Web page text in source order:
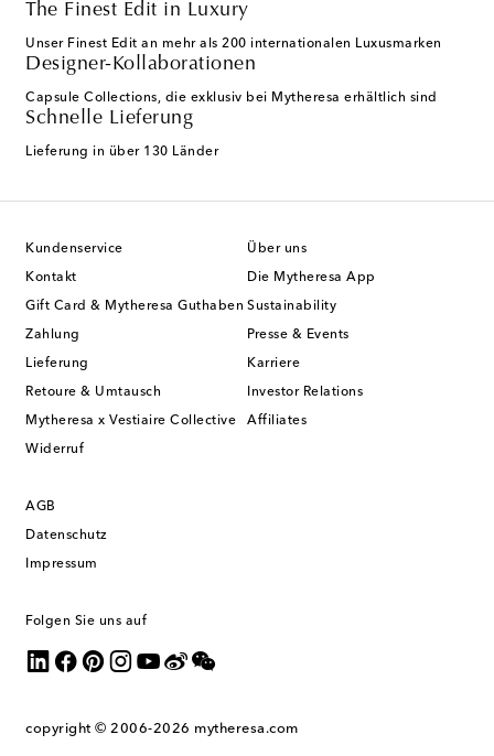
The Finest Edit in Luxury
Unser Finest Edit an mehr als 200 internationalen Luxusmarken
Designer-Kollaborationen
Capsule Collections, die exklusiv bei Mytheresa erhältlich sind
Schnelle Lieferung
Lieferung in über 130 Länder
Kundenservice
Kontakt
Gift Card & Mytheresa Guthaben
Zahlung
Lieferung
Retoure & Umtausch
Mytheresa x Vestiaire Collective
Widerruf
Über uns
Die Mytheresa App
Sustainability
Presse & Events
Karriere
Investor Relations
Affiliates
AGB
Datenschutz
Impressum
Folgen Sie uns auf
copyright © 2006-2026 mytheresa.com